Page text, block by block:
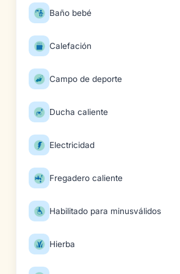
Baño bebé
Calefación
Campo de deporte
Ducha caliente
Electricidad
Fregadero caliente
Habilitado para minusválidos
Hierba